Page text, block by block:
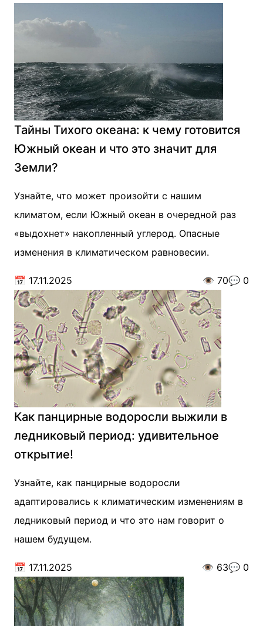
Тайны Тихого океана: к чему готовится
Южный океан и что это значит для
Земли?
Узнайте, что может произойти с нашим
климатом, если Южный океан в очередной раз
«выдохнет» накопленный углерод. Опасные
изменения в климатическом равновесии.
📅 17.11.2025 👁️ 70💬 0
Как панцирные водоросли выжили в
ледниковый период: удивительное
открытие!
Узнайте, как панцирные водоросли
адаптировались к климатическим изменениям в
ледниковый период и что это нам говорит о
нашем будущем.
📅 17.11.2025 👁️ 63💬 0